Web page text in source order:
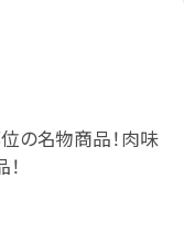
の名物商品！肉味